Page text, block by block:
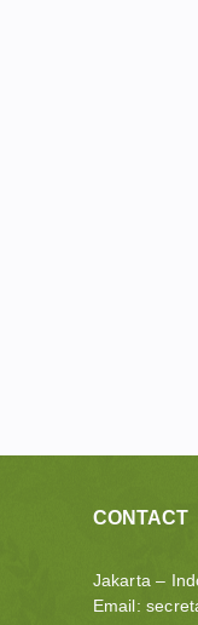
CONTACT
Jakarta –
Email: